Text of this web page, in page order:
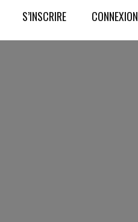
S’INSCRIRE CONNEXION